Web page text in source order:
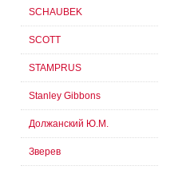
SCHAUBEK
SCOTT
STAMPRUS
Stanley Gibbons
Должанский Ю.М.
Зверев